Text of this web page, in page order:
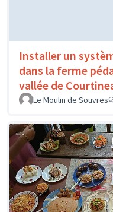
Installer un
dans la ferme
vallée de
Le Moulin de Souvres